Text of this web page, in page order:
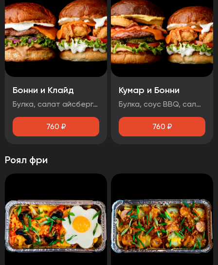
Бонни и Клайд
Булка, салат айсберг, соус дор-блю, помидор, стрипсы, ананас, сыр, соус чесночный Булка, соус BBQ , салат айсберг, огурцы маринованные, лук маринованный, котлета говяжья, сыр, чорризо, соус чесночный
760 ₽
Кумар и Бонни
Булка, соус BBQ, салат айсберг, помидор, огурцы маринованные, котлета говяжья, сыр, луковые кольца, бекон, соус медово-горчичный Булка, салат айсберг, соус дор-блю, помидоры, стрипсы, ананас, сыр, соус чесночный
760 ₽
Роял фри